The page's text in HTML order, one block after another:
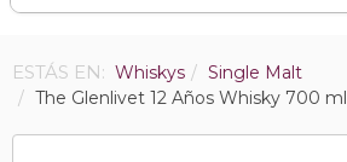
ESTÁS EN: Whiskys
Single Malt
The Glenlivet 12 Años Whisky 700 ml